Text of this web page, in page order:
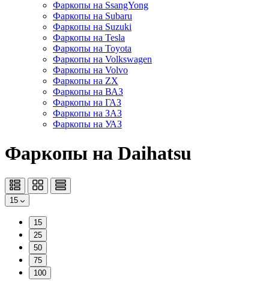
Фаркопы на SsangYong
Фаркопы на Subaru
Фаркопы на Suzuki
Фаркопы на Tesla
Фаркопы на Toyota
Фаркопы на Volkswagen
Фаркопы на Volvo
Фаркопы на ZX
Фаркопы на ВАЗ
Фаркопы на ГАЗ
Фаркопы на ЗАЗ
Фаркопы на УАЗ
Фаркопы на Daihatsu
15
15
25
50
75
100